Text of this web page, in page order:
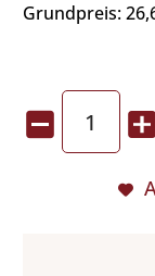
Grundpreis: